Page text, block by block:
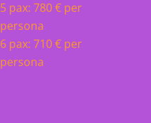
5 pax: 780 € per
persona
6 pax: 710 € per
persona